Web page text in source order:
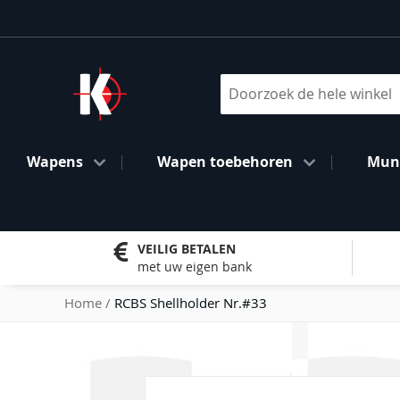
naar
inhoud
Wapens Wapen toebehoren
VEILIG BETALEN
met uw eigen bank
Home RCBS Shellholder Nr.#33